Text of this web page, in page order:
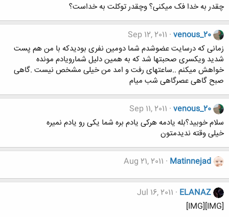
چقدر به خدا فک میکنی؟ وچقدر توکلت به خداست؟
venous_20
Sep 12, 2011
زمانی که درسایت عضوشدم شما دومین نفری بودیدکه با من هم پست
شدید ویکسری صحبتها شد که به همین دلیل شمارویادم مونده
خواهش میکنم ..ساعتهای رفت و امد من خیلی مشخص نیست .گاهی
صبح گاهی عصرگاهی شب میام
venous_20
Sep 11, 2011
سلام خوبید؟بله یادمه هرکی یادم بره شما یکی رو یادم نمیره
خیلی وقته ندیدمتون
Matinnejad
Aug 21, 2011
ELANAZ
Jul 16, 2011
[IMG][IMG]